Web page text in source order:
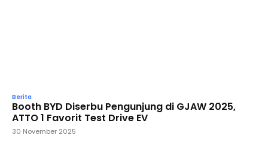
Berita
Booth BYD Diserbu Pengunjung di GJAW 2025,
ATTO 1 Favorit Test Drive EV
30 November 2025